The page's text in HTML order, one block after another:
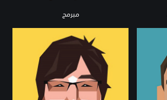
مبرمج